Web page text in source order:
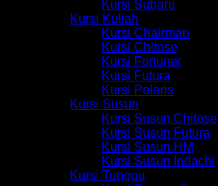
Kursi Subaru
Kursi Kuliah
Kursi Chairman
Kursi Chitose
Kursi Fortuner
Kursi Futura
Kursi Polaris
Kursi Susun
Kursi Susun Chitose
Kursi Susun Futura
Kursi Susun HM
Kursi Susun Indachi
Kursi Tunggu